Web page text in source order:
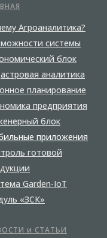
Агроаналитика?
системы
блок
аналитика
планирование
предприятия
блок
приложения
готовой
Garden-IoT
«ЗСК»
и СТАТЬИ